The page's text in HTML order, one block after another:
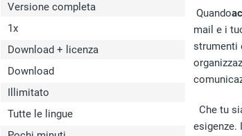
Versione completa
1x
Download + licenza
Download
Illimitato
Tutte le lingue
Quando
mail e i
strumenti
Che tu
esigenze.